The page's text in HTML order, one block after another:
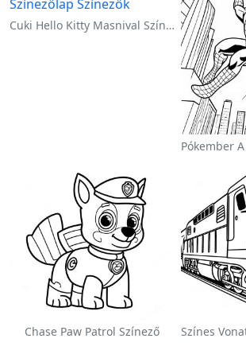
Cuki Hello Kitty Masnival Színezőlap
Chase Paw Patrol Színező